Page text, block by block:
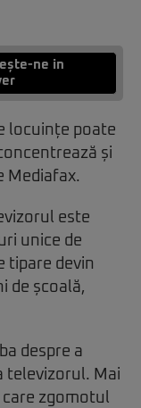
ne in
locuințe poate
și
Mediafax.
este
unice de
tipare devin
de școală,
despre a
televizorul. Mai
care zgomotul